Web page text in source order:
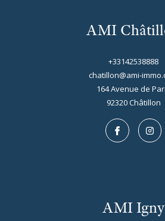
AMI
+33142538888
chatillon@ami-
164 Avenue de
92320 châtillon
AMI Igny